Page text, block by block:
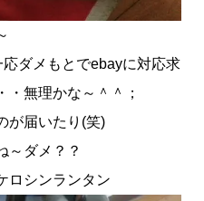
ダメもとでebayに対応求
無理かな～＾＾；
が届いたり(笑)
～ダメ？？
ロシンランタン